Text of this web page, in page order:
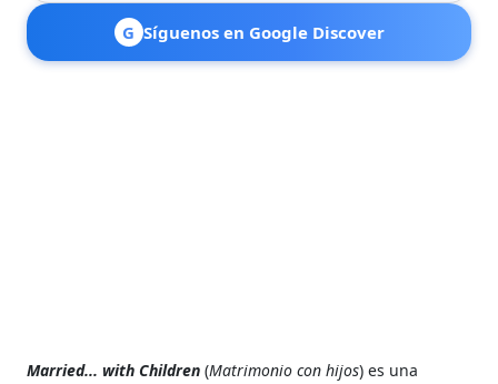
G Síguenos en Google Discover
Married... with Children (Matrimonio con hijos) es una